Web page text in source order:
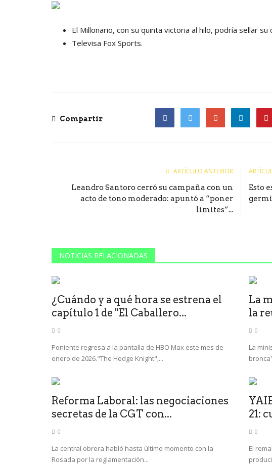
El Millonario, con su quinta victoria al hilo, podría sellar
Televisa Fox Sports.
Compartir
ARTÍCULO ANTERIOR
Leandro Santoro cerró su campaña con un
acto de tono moderado: apuntó a “poner
límites”...
Esto
NOTICIAS RELACIONADAS
¿Cuándo y a qué hora se estrena el
capítulo 1 de "El Caballero...
0
Poniente regresa a la pantalla de HBO Max este mes de
enero de 2026."The Hedge Knight",...
La
la
0
La
Reforma Laboral: las negociaciones
secretas de la CGT con...
0
La central obrera habló hasta último momento con la
Rosada por la reglamentación...
21:
0
El